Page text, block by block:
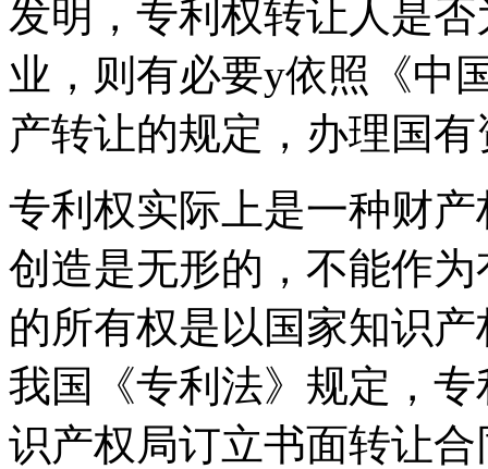
发明，专利权转让人是
业，则有必要y依照《中
产转让的规定，办理国
专利权实际上是一种财
创造是无形的，不能作
的所有权是以国家知识
我国《专利法》规定，
识产权局订立书面转让